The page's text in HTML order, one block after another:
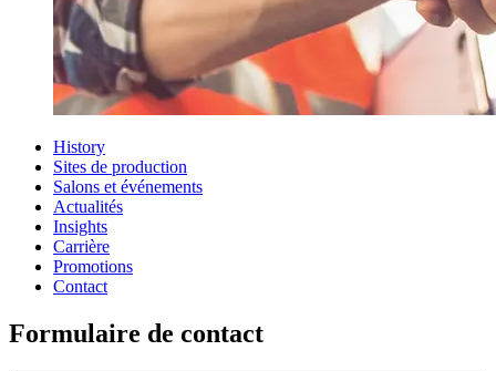
History
Sites de production
Salons et événements
Actualités
Insights
Carrière
Promotions
Contact
Formulaire de contact